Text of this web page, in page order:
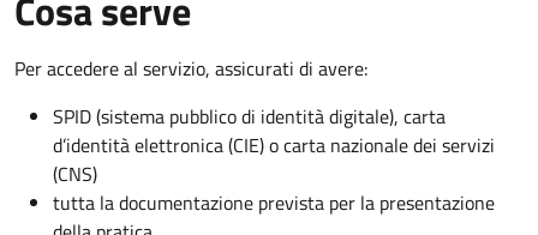
Per accedere al servizio, assicurati di avere:
SPID (sistema pubblico di identità digitale), carta
d’identità elettronica (CIE) o carta nazionale dei servizi
(CNS)
tutta la documentazione prevista per la presentazione